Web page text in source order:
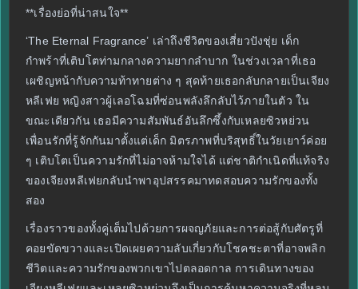
**เรื่องย่อที่น่าสนใจ**
‘The Eternal Fragrance’ เล่าถึงชีวิตของเสี่ยวปังชุ่ย เด็ก
กำพร้าที่เติบโตท่ามกลางความยากลำบาก ในช่วงเวลาที่เธอ
เผชิญหน้ากับความท้าทายต่าง ๆ สุดท้ายเธอกลับกลายเป็นเจียง
หลีเฟย หญิงสาวผู้เลอโฉมที่ซ่อนพลังลึกลับไว้ภายในตัว ใน
ขณะเดียวกัน เธอมีความสัมพันธ์อันลึกซึ้งกับเหลยซิวหย่วน
เพื่อนรักที่รู้จักกันมาตั้งแต่เด็ก มิตรภาพที่บริสุทธิ์ในวัยเยาว์ค่อย
ๆ เติบโตเป็นความรักที่ไม่อาจห้ามใจได้ แต่ชาติกำเนิดที่แท้จริง
ของเจียงหลีเฟยกลับนำพาอุปสรรคมาทดสอบความรักของทั้ง
สอง
เรื่องราวของทั้งคู่เต็มไปด้วยการผจญภัยและการต่อสู้กับศัตรูที่
คอยขัดขวางและเปิดเผยความลับเกี่ยวกับโชคชะตาที่อาจพลิก
ชีวิตและความรักของพวกเขาไปตลอดกาล การเดินทางของ